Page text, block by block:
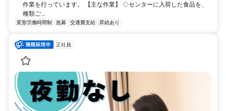
作業を行っています。 【主な作業】 ◇センターに入荷した食品を、
種類ご...
変形労働時間制 急募 交通費支給 昇給あり
正社員